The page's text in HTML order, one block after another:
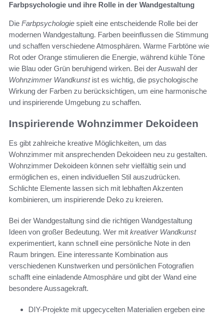
Farbpsychologie und ihre Rolle in der Wandgestaltung
Die Farbpsychologie spielt eine entscheidende Rolle bei der
modernen Wandgestaltung. Farben beeinflussen die Stimmung
und schaffen verschiedene Atmosphären. Warme Farbtöne wie
Rot oder Orange stimulieren die Energie, während kühle Töne
wie Blau oder Grün beruhigend wirken. Bei der Auswahl der
Wohnzimmer Wandkunstist es wichtig, die psychologische
Wirkung der Farben zu berücksichtigen, um eine harmonische
und inspirierende Umgebung zu schaffen.
Inspirierende Wohnzimmer Dekoideen
Es gibt zahlreiche kreative Möglichkeiten, um das
Wohnzimmer mit ansprechenden Dekoideen neu zu gestalten.
Wohnzimmer Dekoideen können sehr vielfältig sein und
ermöglichen es, einen individuellen Stil auszudrücken.
Schlichte Elemente lassen sich mit lebhaften Akzenten
kombinieren, um inspirierende Deko zu kreieren.
Bei der Wandgestaltung sind die richtigen Wandgestaltung
Ideen von großer Bedeutung. Wer mit kreativer Wandkunst
experimentiert, kann schnell eine persönliche Note in den
Raum bringen. Eine interessante Kombination aus
verschiedenen Kunstwerken und persönlichen Fotografien
schafft eine einladende Atmosphäre und gibt der Wand eine
besondere Aussagekraft.
DIY-Projekte mit upgecycelten Materialien ergeben eine